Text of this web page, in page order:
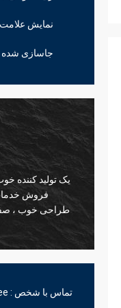
نمایش علامت
جاسازی
فروش
طراحی خوب ،
تماس با شخص :